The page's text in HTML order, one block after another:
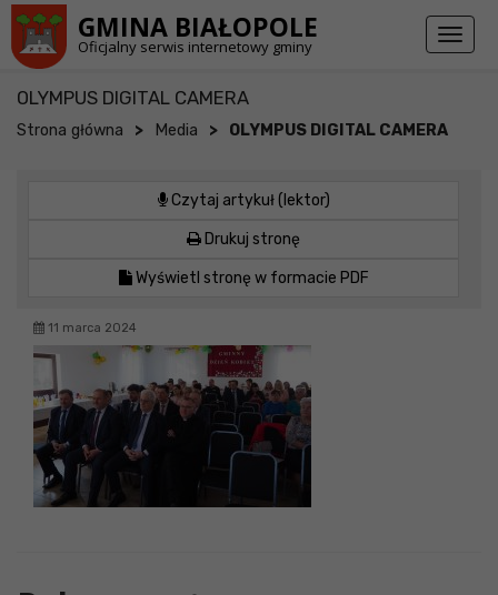
GMINA BIAŁOPOLE
Oficjalny serwis internetowy gminy
Toggle
OLYMPUS DIGITAL CAMERA
Strona główna > Media > OLYMPUS DIGITAL CAMERA
Czytaj artykuł (lektor)
Drukuj stronę
Wyświetl stronę w formacie PDF
11 marca 2024